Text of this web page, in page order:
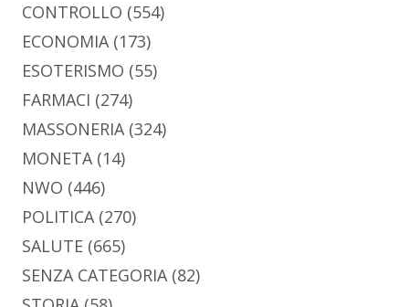
CONTROLLO (554)
ECONOMIA(173)
ESOTERISMO (55)
FARMACI (274)
MASSONERIA(324)
MONETA(14)
NWO (446)
POLITICA(270)
SALUTE (665)
SENZA CATEGORIA(82)